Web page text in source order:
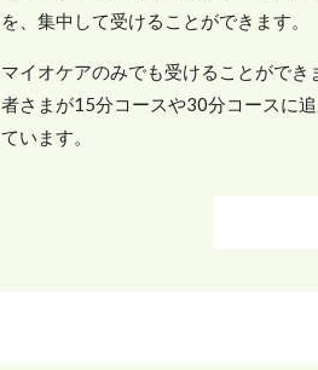
を、集中して受けることができます。
マイオケアのみでも受けることができ
者さまが15分コースや30分コースに
ています。